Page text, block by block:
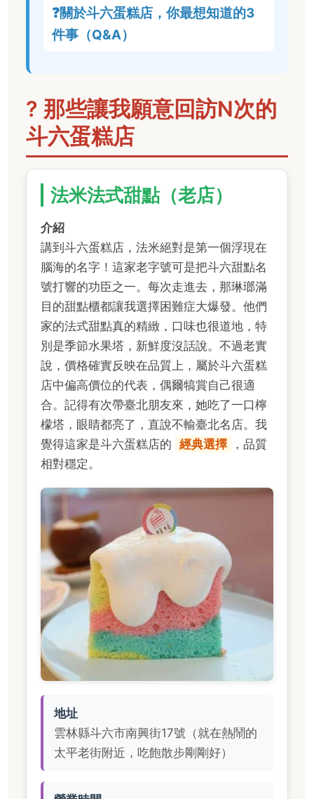
❓關於斗六蛋糕店，你最想知道的3
件事（Q&A）
? 那些讓我願意回訪N次的
斗六蛋糕店
法米法式甜點（老店）
介紹
講到斗六蛋糕店，法米絕對是第一個浮現在
腦海的名字！這家老字號可是把斗六甜點名
號打響的功臣之一。每次走進去，那琳瑯滿
目的甜點櫃都讓我選擇困難症大爆發。他們
家的法式甜點真的精緻，口味也很道地，特
別是季節水果塔，新鮮度沒話說。不過老實
說，價格確實反映在品質上，屬於斗六蛋糕
店中偏高價位的代表，偶爾犒賞自己很適
合。記得有次帶臺北朋友來，她吃了一口檸
檬塔，眼睛都亮了，直說不輸臺北名店。我
覺得這家是斗六蛋糕店的 經典選擇
，品質
相對穩定。
地址
雲林縣斗六市南興街17號（就在熱鬧的
太平老街附近，吃飽散步剛剛好）